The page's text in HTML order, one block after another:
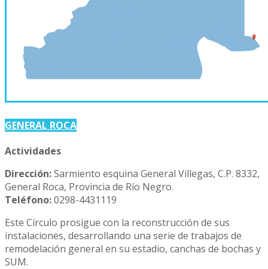
GENERAL ROCA
Actividades
Dirección:Sarmiento esquina General Villegas, C.P. 8332,
General Roca, Provincia de Río Negro.
Teléfono:0298-4431119
Este Círculo prosigue con la reconstrucción de sus
instalaciones, desarrollando una serie de trabajos de
remodelación general en su estadio, canchas de bochas y
SUM.